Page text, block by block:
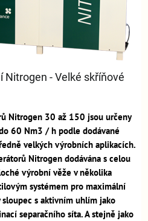
Nitrogen - Velké skříňové
Nitrogen 30 až 150 jsou určeny
60 Nm3 / h podle dodávané
velkých výrobních aplikacích.
Nitrogen dodávána s celou
výrobní věže v několika
systémem pro maximální
s aktivním uhlím jako
separačního síta. A stejně jako